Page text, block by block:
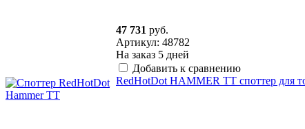
47 731 руб.
Артикул: 48782
На заказ 5 дней
Добавить к сравнению
RedHotDot HAMMER TT споттер для